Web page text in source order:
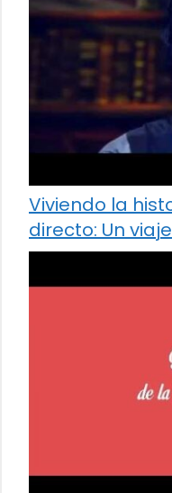
Viviendo la
directo: Un